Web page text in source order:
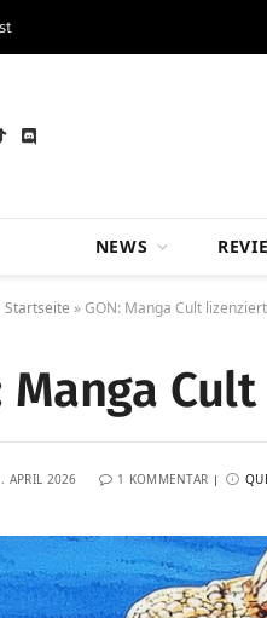
Discord
NEWS
Startseite »GON: Manga Cult
Manga
APRIL 2026 1 KOMMENTAR